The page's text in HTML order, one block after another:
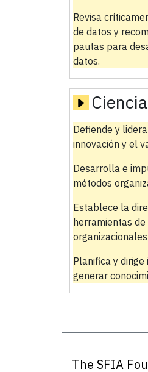
Revisa
de datos y
pautas para
datos.
Defiende y
innovación y el
Desarrolla e
métodos
Establece la
herramientas
Planifica y
generar
The SFIA